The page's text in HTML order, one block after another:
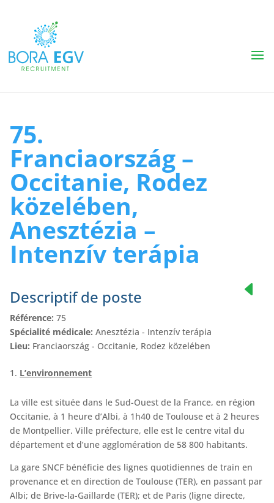
75.
Franciaország –
Occitanie, Rodez
közelében,
Anesztézia –
Intenzív terápia
Descriptif de poste
Référence: 75
Spécialité médicale: Anesztézia - Intenzív terápia
Lieu: Franciaország - Occitanie, Rodez közelében
L’environnement
La ville est située dans le Sud-Ouest de la France, en région
Occitanie, à 1 heure d’Albi, à 1h40 de Toulouse et à 2 heures
de Montpellier. Ville préfecture, elle est le centre vital du
département et d’une agglomération de 58 800 habitants.
La gare SNCF bénéficie des lignes quotidiennes de train en
provenance et en direction de Toulouse (TER), en passant par
Albi; de Brive-la-Gaillarde (TER); et de Paris (ligne directe,